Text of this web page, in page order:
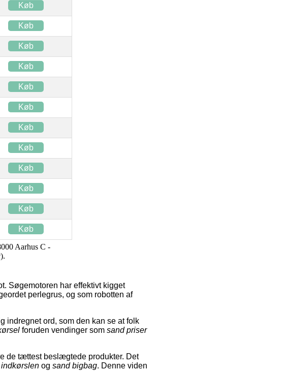
Køb
Køb
Køb
Køb
Køb
Køb
Køb
Køb
Køb
Køb
Køb
Køb
Aarhus C -
Søgemotoren har effektivt kigget
perlegrus, og som robotten af
indregnet ord, som den kan se at folk
foruden vendinger som sand priser
de tættest beslægtede produkter. Det
indkørslen og sand bigbag. Denne viden